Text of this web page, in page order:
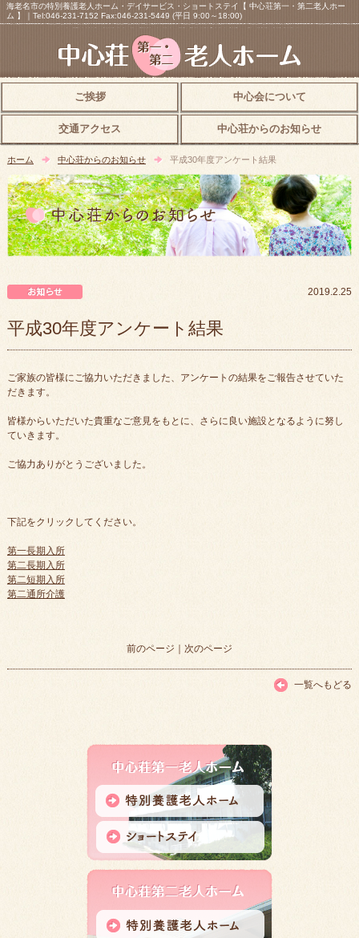
海老名市の特別養護老人ホーム・デイサービス・ショートステイ【 中心荘第一・第二老人ホー
ム 】｜Tel:046-231-7152 Fax:046-231-5449 (平日 9:00～18:00)
ご挨拶 中心会について
交通アクセス 中心荘からのお知らせ
ホーム 中心荘からのお知らせ 平成30年度アンケート結果
2019.2.25
平成30年度アンケート結果
ご家族の皆様にご協力いただきました、アンケートの結果をご報告させていた
だきます。
皆様からいただいた貴重なご意見をもとに、さらに良い施設となるように努し
ていきます。
ご協力ありがとうございました。
下記をクリックしてください。
第一長期入所
第二長期入所
第二短期入所
第二通所介護
前のページ ｜ 次のページ
一覧へもどる